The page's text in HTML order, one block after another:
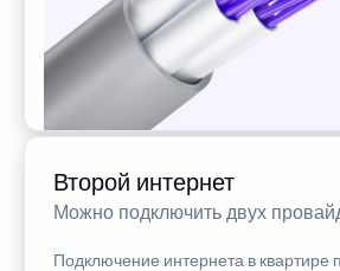
Второй интернет
Можно подключить двух
Подключение интернета в квартире